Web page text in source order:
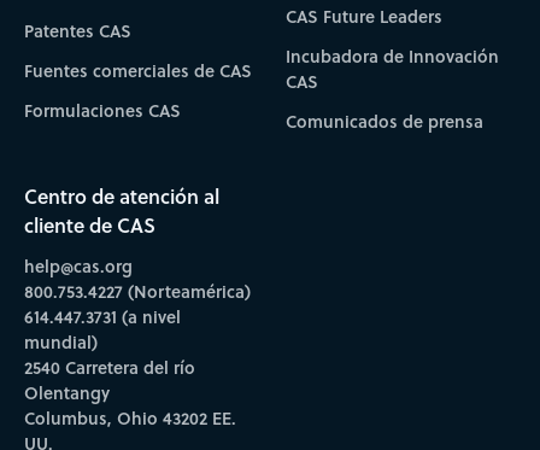
Patentes CAS
Fuentes comerciales de CAS
Formulaciones CAS
CAS Future Leaders
Incubadora de Innovación
CAS
Comunicados de prensa
Centro de atención al
cliente de CAS
help@cas.org
800.753.4227 (Norteamérica)
614.447.3731 (a nivel
mundial)
2540 Carretera del río
Olentangy
Columbus, Ohio 43202 EE.
UU.